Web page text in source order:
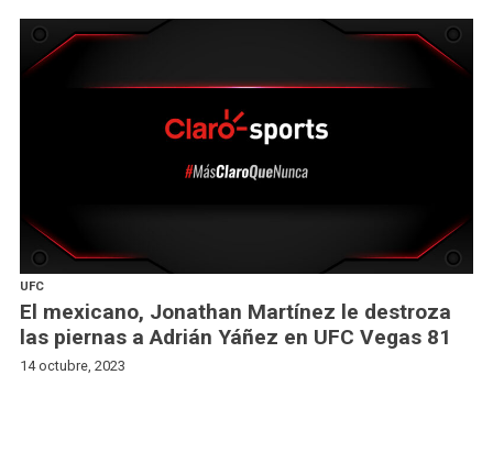
UFC
El mexicano, Jonathan Martínez le destroza
las piernas a Adrián Yáñez en UFC Vegas 81
14 octubre, 2023